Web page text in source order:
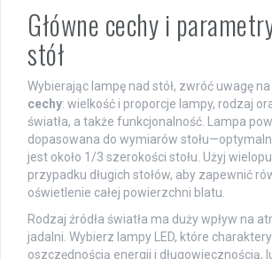
Główne cechy i
stół
Wybierając lampę nad stół, zwróć uwagę
cechy: wielkość i proporcje lampy, rodzaj
światła, a także funkcjonalność. Lampa
dopasowana do wymiarów
jest około 1/3 szerokości stołu. Użyj
przypadku długich stołów, aby zapewnić
oświetlenie całej powierzchni blatu.
Rodzaj źródła światła ma duży wpływ na
jadalni. Wybierz lampy LED, które
oszczędnością energii i długowiecznością,